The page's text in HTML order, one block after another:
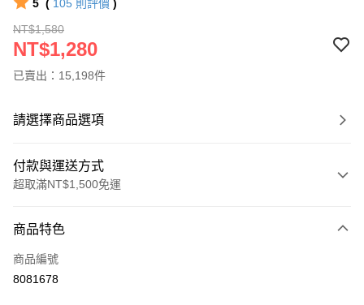
5 ( 105 則評價 )
NT$1,580
NT$1,280
已賣出：15,198件
請選擇商品選項
付款與運送方式
超取滿NT$1,500免運
信用卡一次付款
超商取貨付款
商品特色
商品編號
8081678